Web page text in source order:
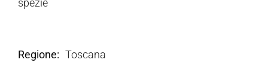
Regione Toscana